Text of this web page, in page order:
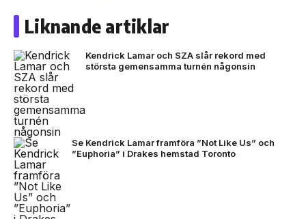
Liknande artiklar
Kendrick Lamar och SZA slår rekord med
största gemensamma turnén någonsin
Se Kendrick Lamar framföra ”Not Like Us” och
”Euphoria” i Drakes hemstad Toronto